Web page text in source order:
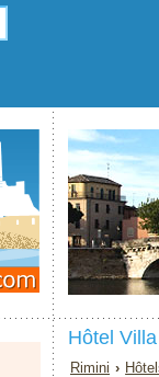
Hôtel
Rimini ›